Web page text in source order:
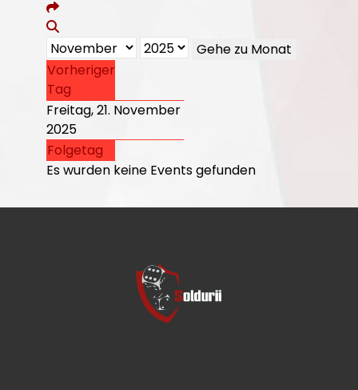
Gehe zu Monat
Vorheriger
Tag
Freitag, 21. November
2025
Folgetag
Es wurden keine Events gefunden